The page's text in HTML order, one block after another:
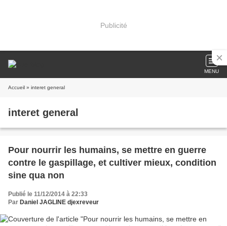
Publicité
MENU
Accueil » interet general
interet general
Pour nourrir les humains, se mettre en guerre
contre le gaspillage, et cultiver mieux, condition
sine qua non
Publié le 11/12/2014 à 22:33
Par Daniel JAGLINE djexreveur